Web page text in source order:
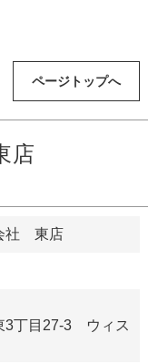
ページトップへ
店
社 東店
3丁目27-3 ウィス